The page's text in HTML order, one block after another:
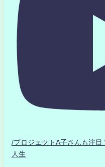
/プロジェクトA子さんも注
人生